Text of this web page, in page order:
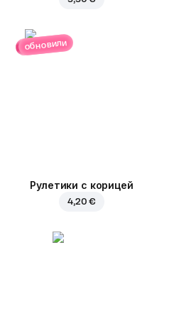
обновили
Рулетики с корицей
4,20 €